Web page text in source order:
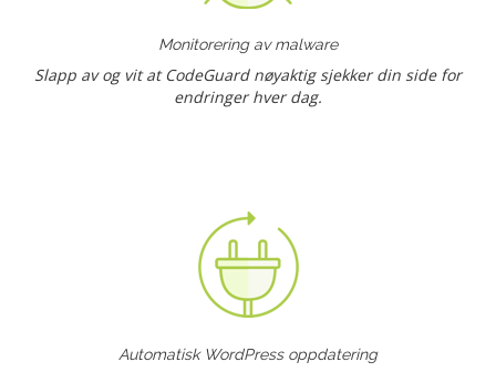
Monitorering av malware
Slapp av og vit at CodeGuard nøyaktig sjekker din side for
endringer hver dag.
Automatisk WordPress oppdatering